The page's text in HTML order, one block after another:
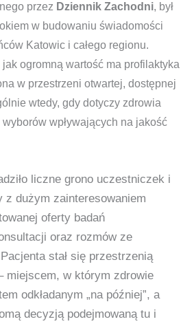
przez Dziennik Zachodni, był
w budowaniu świadomości
Katowic i całego regionu.
jak ogromną wartość ma profilaktyka
w przestrzeni otwartej, dostępnej
wtedy, gdy dotyczy zdrowia
wpływających na jakość
liczne grono uczestniczek i
z dużym zainteresowaniem
oferty badań
oraz rozmów ze
stał się przestrzenią
miejscem, w którym zdrowie
odkładanym „na później”, a
decyzją podejmowaną tu i